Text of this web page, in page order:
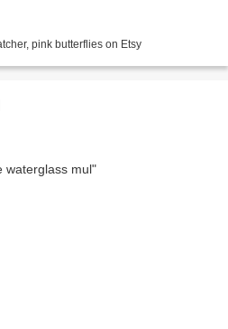
pink butterflies on Etsy